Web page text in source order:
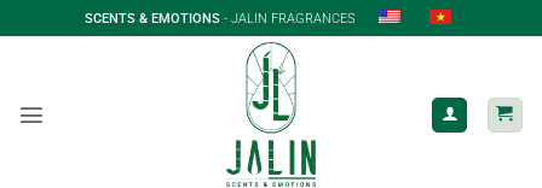
qua
SCENTS & EMOTIONS - JALIN FRAGRANCES